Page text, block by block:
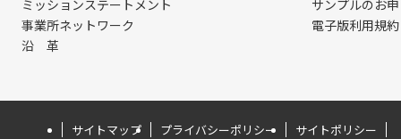
ミッションステートメント
事業所ネットワーク
沿 革
サンプルのお
電子版利用規約
サイトマップ プライバシーポリシー サイトポリシー